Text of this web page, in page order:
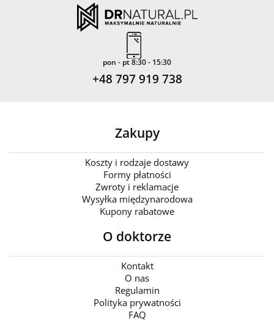
pon - pt 8:30 - 15:30
+48 797 919 738
Zakupy
Koszty i rodzaje dostawy
Formy płatności
Zwroty i reklamacje
Wysyłka międzynarodowa
Kupony rabatowe
O doktorze
Kontakt
O nas
Regulamin
Polityka prywatności
FAQ